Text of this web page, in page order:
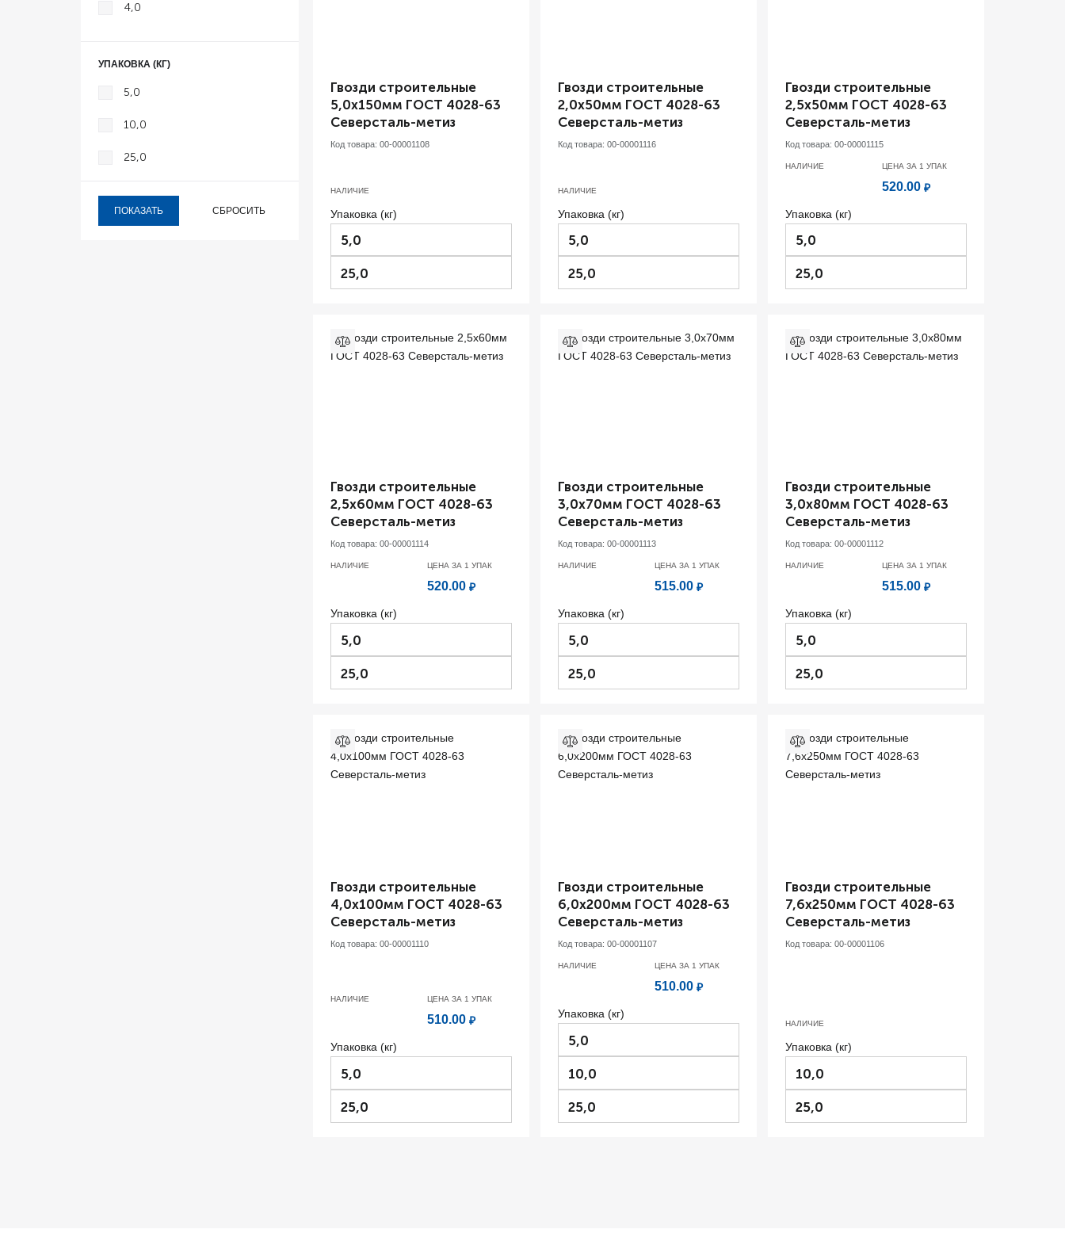
4,0
УПАКОВКА (КГ)
5,0
10,0
25,0
Гвозди строительные
5,0х150мм ГОСТ 4028-63
Северсталь-метиз
Код товара: 00-00001108
НАЛИЧИЕ
Упаковка (кг)
5,0
25,0
Гвозди строительные
2,0х50мм ГОСТ 4028-63
Северсталь-метиз
Код товара: 00-00001116
НАЛИЧИЕ
Упаковка (кг)
5,0
25,0
Гвозди строительные
2,5х50мм ГОСТ 4028-63
Северсталь-метиз
Код товара: 00-00001115
НАЛИЧИЕ ЦЕНА ЗА 1 УПАК
520.00 ₽
Упаковка (кг)
5,0
25,0
Гвозди строительные
2,5х60мм ГОСТ 4028-63
Северсталь-метиз
Код товара: 00-00001114
НАЛИЧИЕ ЦЕНА ЗА 1 УПАК
520.00 ₽
Упаковка (кг)
5,0
25,0
Гвозди строительные
3,0х70мм ГОСТ 4028-63
Северсталь-метиз
Код товара: 00-00001113
НАЛИЧИЕ ЦЕНА ЗА 1 УПАК
515.00 ₽
Упаковка (кг)
5,0
25,0
Гвозди строительные
3,0х80мм ГОСТ 4028-63
Северсталь-метиз
Код товара: 00-00001112
НАЛИЧИЕ ЦЕНА ЗА 1 УПАК
515.00 ₽
Упаковка (кг)
5,0
25,0
Гвозди строительные
4,0х100мм ГОСТ 4028-63
Северсталь-метиз
Код товара: 00-00001110
НАЛИЧИЕ ЦЕНА ЗА 1 УПАК
510.00 ₽
Упаковка (кг)
5,0
25,0
Гвозди строительные
6,0х200мм ГОСТ 4028-63
Северсталь-метиз
Код товара: 00-00001107
НАЛИЧИЕ ЦЕНА ЗА 1 УПАК
510.00 ₽
Упаковка (кг)
5,0
10,0
25,0
Гвозди строительные
7,6х250мм ГОСТ 4028-63
Северсталь-метиз
Код товара: 00-00001106
НАЛИЧИЕ
Упаковка (кг)
10,0
25,0